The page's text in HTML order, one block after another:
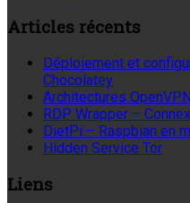
Articles récents
Déploiement et
Chocolatey
Architectures OpenVPN
RDP Wrapper –
DietPi – Raspbian en
Hidden Service Tor
Liens